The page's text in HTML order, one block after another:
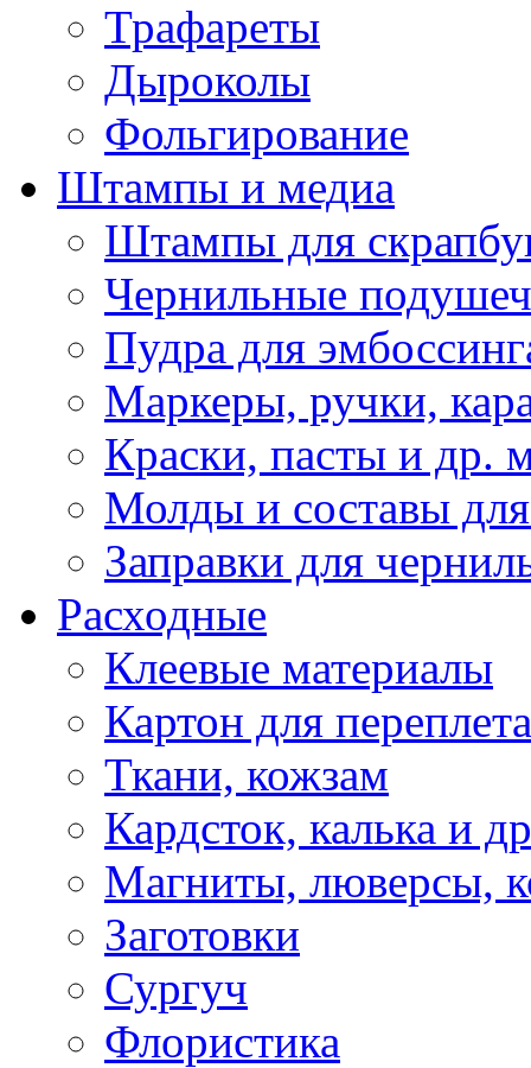
Трафареты
Дыроколы
Фольгирование
Штампы и медиа
Штампы для
Чернильные
Пудра для
Маркеры, ручки,
Краски, пасты и др.
Молды и составы
Заправки для
Расходные
Клеевые материалы
Картон для переплета
Ткани, кожзам
Кардсток, калька и
Магниты, люверсы,
Заготовки
Сургуч
Флористика